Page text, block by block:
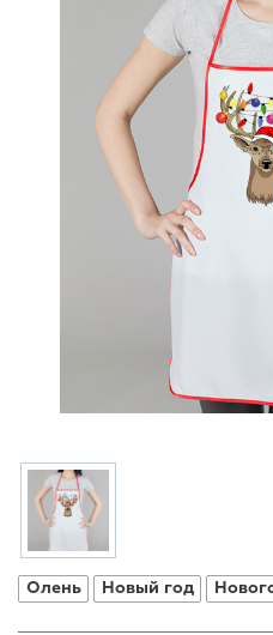
Олень Новый год